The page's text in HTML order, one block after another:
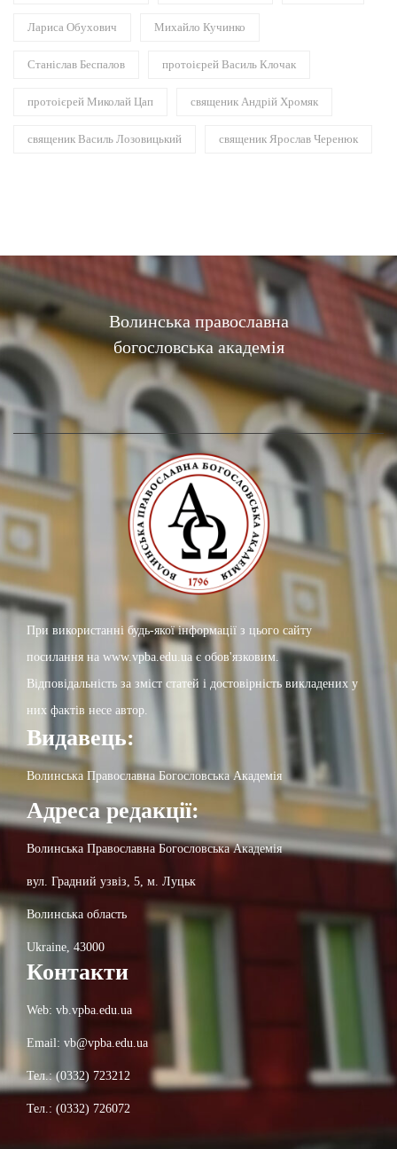
Лариса Обухович Михайло Кучинко
Станіслав Беспалов протоієрей Василь Клочак
протоієрей Миколай Цап священик Андрій Хромяк
священик Василь Лозовицький священик Ярослав Черенюк
Волинська православна
богословська академія
При використанні будь-якої інформації з цього сайту
посилання на www.vpba.edu.ua є обов'язковим.
Відповідальність за зміст статей і достовірність викладених у
них фактів несе автор.
Видавець:
Волинська Православна Богословська Академія
Адреса редакції:
Волинська Православна Богословська Академія
вул. Градний узвіз, 5, м. Луцьк
Волинська область
Ukraine, 43000
Контакти
Web: vb.vpba.edu.ua
Email: vb@vpba.edu.ua
Тел.: (0332) 723212
Тел.: (0332) 726072